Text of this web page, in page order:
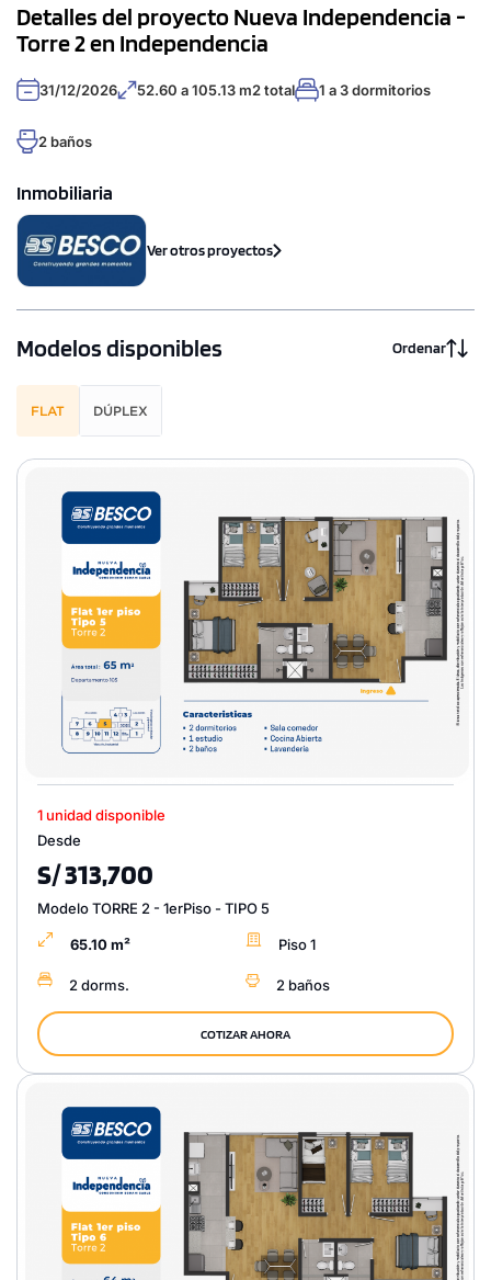
Detalles del proyecto Nueva Independencia -
Torre 2 en Independencia
31/12/2026 52.60 a 105.13 m2 total 1 a 3 dormitorios
2 baños
Inmobiliaria
Ver otros proyectos
Modelos disponibles Ordenar
FLAT DÚPLEX
1 unidad disponible
Desde
S/ 313,700
Modelo TORRE 2 - 1erPiso - TIPO 5
65.10 m² Piso 1
2 dorms. 2 baños
COTIZAR AHORA